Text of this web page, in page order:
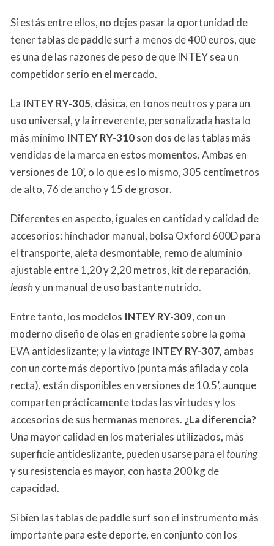
Si estás entre ellos, no dejes pasar la oportunidad de
tener tablas de paddle surf a menos de 400 euros, que
es una de las razones de peso de que INTEY sea un
competidor serio en el mercado.
La INTEY RY-305, clásica, en tonos neutros y para un
uso universal, y la irreverente, personalizada hasta lo
más mínimo INTEY RY-310son dos de las tablas más
vendidas de la marca en estos momentos. Ambas en
versiones de 10’, o lo que es lo mismo, 305 centímetros
de alto, 76 de ancho y 15 de grosor.
Diferentes en aspecto, iguales en cantidad y calidad de
accesorios: hinchador manual, bolsa Oxford 600D para
el transporte, aleta desmontable, remo de aluminio
ajustable entre 1,20 y 2,20 metros, kit de reparación,
leashy un manual de uso bastante nutrido.
Entre tanto, los modelos INTEY RY-309, con un
moderno diseño de olas en gradiente sobre la goma
EVA antideslizante; y lavintage INTEY RY-307, ambas
con un corte más deportivo (punta más afilada y cola
recta), están disponibles en versiones de 10.5’, aunque
comparten prácticamente todas las virtudes y los
accesorios de sus hermanas menores. ¿La diferencia?
Una mayor calidad en los materiales utilizados, más
superficie antideslizante, pueden usarse para el touring
y su resistencia es mayor, con hasta 200 kg de
capacidad.
Si bien las tablas de paddle surf son el instrumento más
importante para este deporte, en conjunto con los